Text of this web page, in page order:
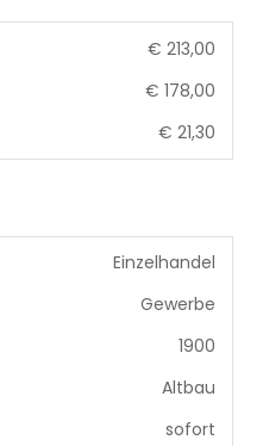
€ 213,00
€ 178,00
€ 21,30
Einzelhandel
Gewerbe
1900
Altbau
sofort